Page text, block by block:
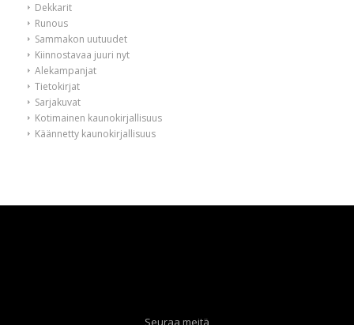
Dekkarit
Runous
Sammakon uutuudet
Kiinnostavaa juuri nyt
Alekampanjat
Tietokirjat
Sarjakuvat
Kotimainen kaunokirjallisuus
Käännetty kaunokirjallisuus
Seuraa meitä